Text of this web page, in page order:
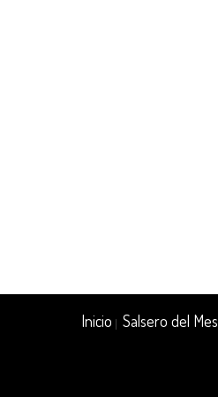
Inicio |Salsero del Mes